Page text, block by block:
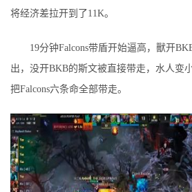
将经济差拉开到了11K。
19分钟Falcons带盾开始逼高，獸开
出，没开BKB的斯文被直接带走，水人变
把Falcons六条命全部带走。